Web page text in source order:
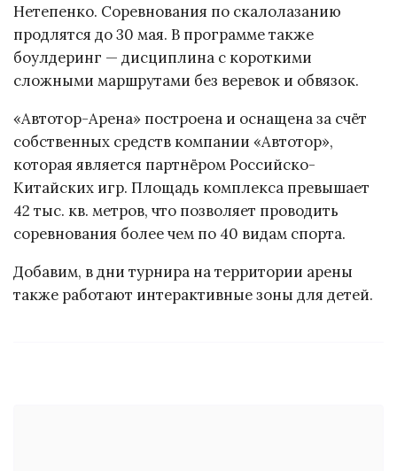
Нетепенко. Соревнования по скалолазанию
продлятся до 30 мая. В программе также
боулдеринг — дисциплина с короткими
сложными маршрутами без веревок и обвязок.
«Автотор-Арена» построена и оснащена за счёт
собственных средств компании «Автотор»,
которая является партнёром Российско-
Китайских игр. Площадь комплекса превышает
42 тыс. кв. метров, что позволяет проводить
соревнования более чем по 40 видам спорта.
Добавим, в дни турнира на территории арены
также работают интерактивные зоны для детей.